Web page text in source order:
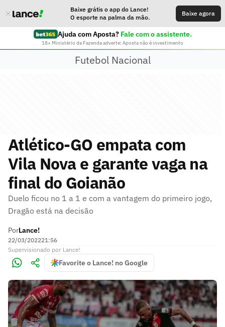
Baixe grátis o app do Lance!
O esporte na palma da mão.
Baixe agora
Ajuda com Aposta? Fale com o assistente.
18+ Ministério da Fazenda adverte: Aposta não é investimento
Futebol Nacional
Atlético-GO empata com
Vila Nova e garante vaga na
final do Goianão
Duelo ficou no 1 a 1 e com a vantagem do primeiro jogo,
Dragão está na decisão
PorLance!
22/03/202221:56
Supervisionado por Lance!
Favorite o Lance! no Google